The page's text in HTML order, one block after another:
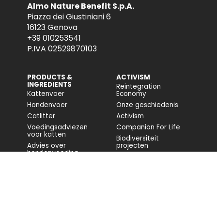
Almo Nature Benefit S.p.A.
Piazza dei Giustiniani 6
16123 Genova
+39 010253541
P.IVA 02529870103
PRODUCTS &
INGREDIENTS
Kattenvoer
Hondenvoer
Catlitter
Voedingsadviezen
voor katten
Advies over
hondenvoeding
ACTIVISM
Reintegration
Economy
Onze geschiedenis
Activism
Companion For Life
Biodiversiteit
projecten